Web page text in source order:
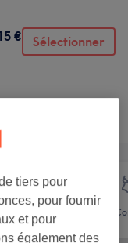
€ Sélectionner
tiers pour
pour fournir
et pour
également des